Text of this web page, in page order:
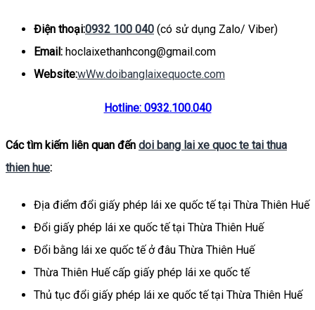
Điện thoại:0932 100 040 (có sử dụng Zalo/ Viber)
Email: hoclaixethanhcong@gmail.com
Website:wWw.doibanglaixequocte.com
Hotline: 0932.100.040
Các tìm kiếm liên quan đến doi bang lai xe quoc te tai thua
thien hue:
Địa điểm đổi giấy phép lái xe quốc tế tại Thừa Thiên Huế
Đổi giấy phép lái xe quốc tế tại Thừa Thiên Huế
Đổi bằng lái xe quốc tế ở đâu Thừa Thiên Huế
Thừa Thiên Huế cấp giấy phép lái xe quốc tế
Thủ tục đổi giấy phép lái xe quốc tế tại Thừa Thiên Huế